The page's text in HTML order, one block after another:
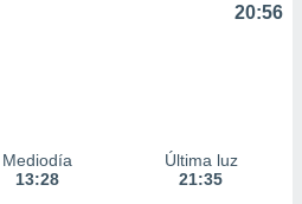
20:56
Mediodía
13:28
Última luz
21:35